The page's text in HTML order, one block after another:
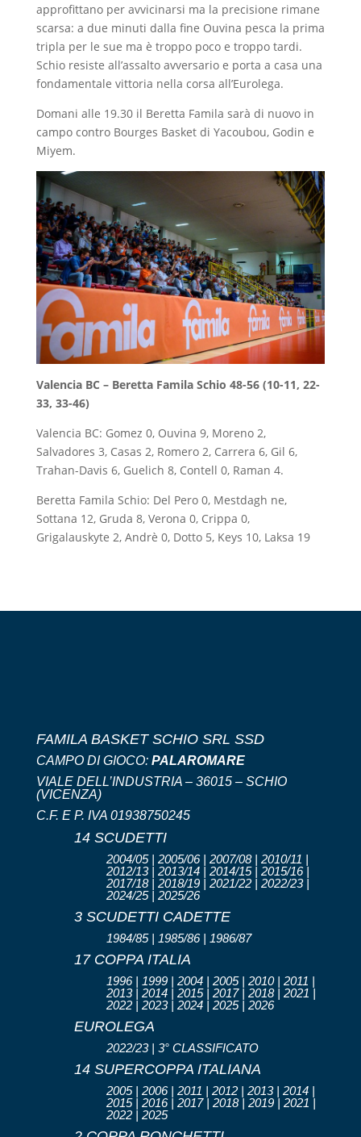
approfittano per avvicinarsi ma la precisione rimane
scarsa: a due minuti dalla fine Ouvina pesca la prima
tripla per le sue ma è troppo poco e troppo tardi.
Schio resiste all’assalto avversario e porta a casa una
fondamentale vittoria nella corsa all’Eurolega.
Domani alle 19.30 il Beretta Famila sarà di nuovo in
campo contro Bourges Basket di Yacoubou, Godin e
Miyem.
Valencia BC – Beretta Famila Schio 48-56 (10-11, 22-
33, 33-46)
Valencia BC: Gomez 0, Ouvina 9, Moreno 2,
Salvadores 3, Casas 2, Romero 2, Carrera 6, Gil 6,
Trahan-Davis 6, Guelich 8, Contell 0, Raman 4.
Beretta Famila Schio: Del Pero 0, Mestdagh ne,
Sottana 12, Gruda 8, Verona 0, Crippa 0,
Grigalauskyte 2, Andrè 0, Dotto 5, Keys 10, Laksa 19
FAMILA BASKET SCHIO SRL SSD
CAMPO DI GIOCO: PALAROMARE
VIALE DELL’INDUSTRIA – 36015 – SCHIO
(VICENZA)
C.F. E P. IVA 01938750245
14 SCUDETTI
2004/05 | 2005/06 | 2007/08 | 2010/11 |
2012/13 | 2013/14 | 2014/15 | 2015/16 |
2017/18 | 2018/19 | 2021/22 | 2022/23 |
2024/25 | 2025/26
3 SCUDETTI CADETTE
1984/85 | 1985/86 | 1986/87
17 COPPA ITALIA
1996 | 1999 | 2004 | 2005 | 2010 | 2011 |
2013 | 2014 | 2015 | 2017 | 2018 | 2021 |
2022 | 2023 | 2024 | 2025 | 2026
EUROLEGA
2022/23 | 3° CLASSIFICATO
14 SUPERCOPPA ITALIANA
2005 | 2006 | 2011 | 2012 | 2013 | 2014 |
2015 | 2016 | 2017 | 2018 | 2019 | 2021 |
2022 | 2025